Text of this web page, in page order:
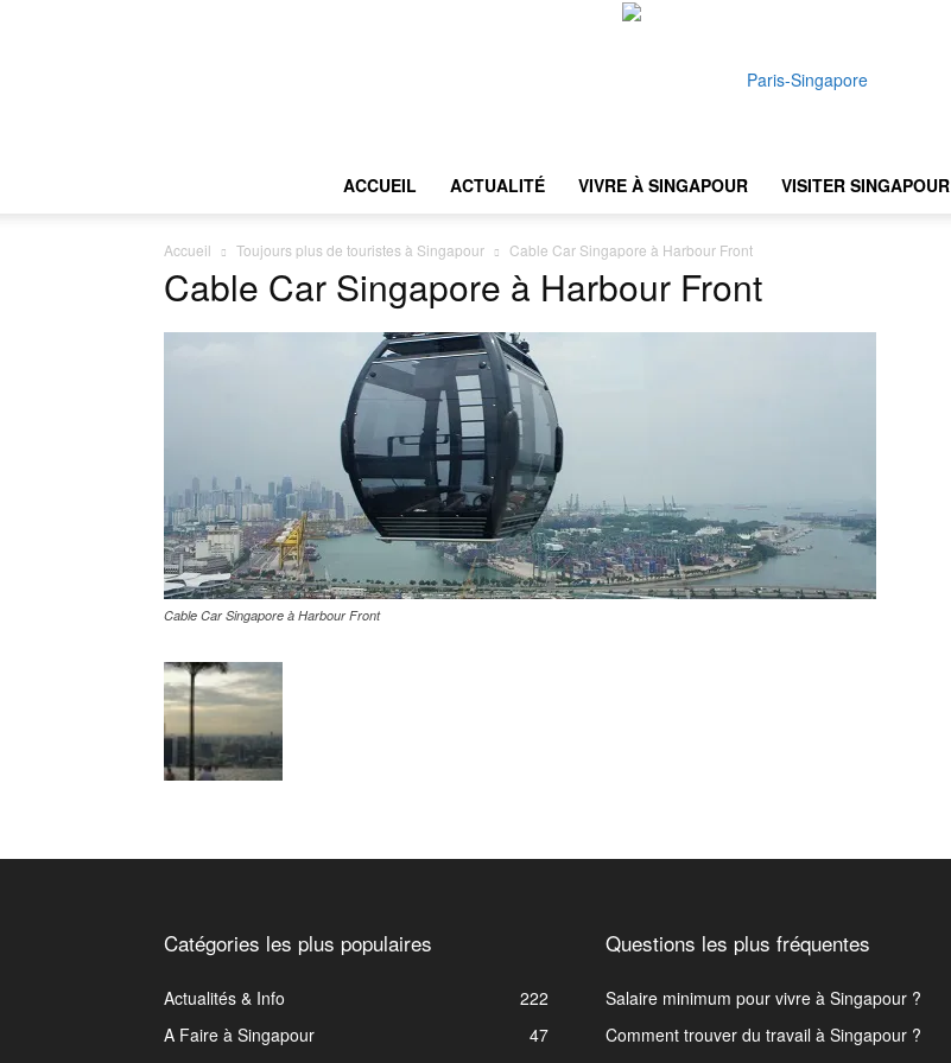
ACCUEIL ACTUALITÉ VIVRE À SINGAPOUR VISITER SINGAPOUR
Accueil Toujours plus de touristes à Singapour Cable Car Singapore à Harbour Front
Cable Car Singapore à Harbour Front
Cable Car Singapore à Harbour Front
Catégories les plus populaires
Actualités & Info
222
A Faire à Singapour
47
Questions les plus fréquentes
Salaire minimum pour vivre à Singapour ?
Comment trouver du travail à Singapour ?